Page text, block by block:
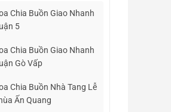
Chia Buồn Giao Nhanh
5
Chia Buồn Giao Nhanh
Gò Vấp
Chia Buồn Nhà Tang Lễ
Ấn Quang